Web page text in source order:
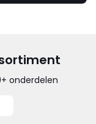
onderdelen